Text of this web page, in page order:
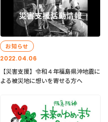
2022.04.06
お知らせ
【災害支援】令和４年福島県沖地震に
よる被災地に想いを寄せる方へ